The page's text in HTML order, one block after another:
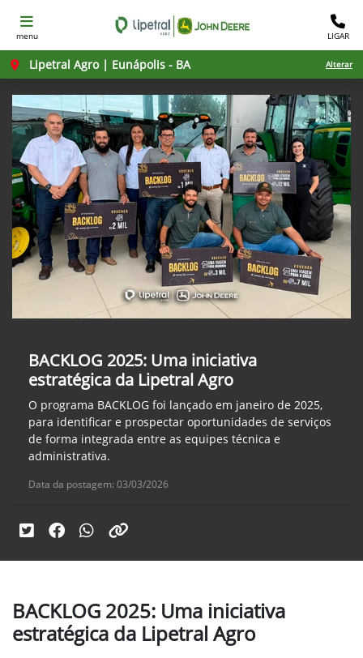
menu LIGAR
Lipetral Agro | Eunápolis - BA Alterar
BACKLOG 2025: Uma iniciativa
estratégica da Lipetral Agro
O programa BACKLOG foi lançado em janeiro de 2025,
para identificar e prospectar oportunidades de serviços
de forma integrada entre as equipes técnica e
administrativa.
Data da postagem: 03/03/2026
BACKLOG 2025: Uma iniciativa
estratégica da Lipetral Agro